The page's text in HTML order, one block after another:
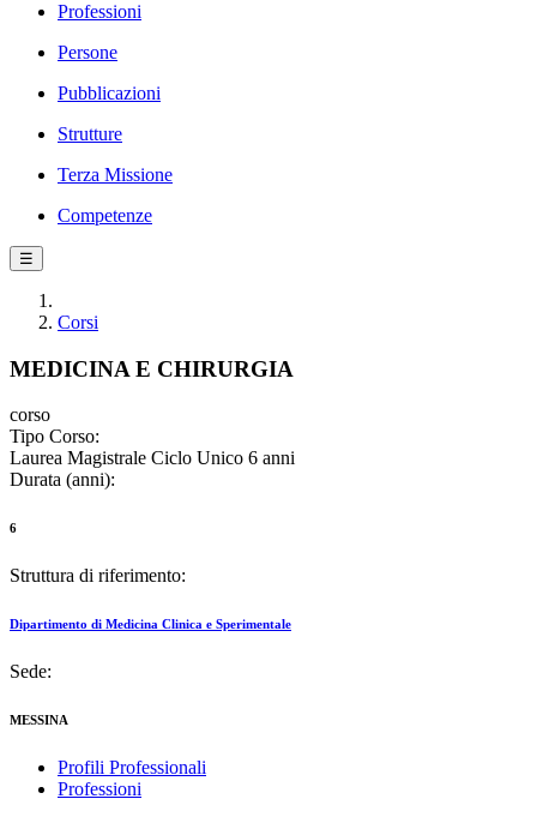
Professioni
Persone
Pubblicazioni
Strutture
Terza Missione
Competenze
☰
Corsi
MEDICINA E CHIRURGIA
corso
Tipo Corso:
Laurea Magistrale Ciclo Unico 6 anni
Durata (anni):
6
Struttura di riferimento:
Dipartimento di Medicina Clinica e Sperimentale
Sede:
MESSINA
Profili Professionali
Professioni